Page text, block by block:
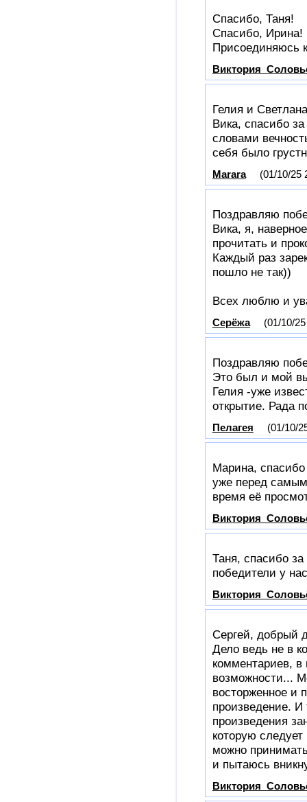
Спасибо, Таня!
Спасибо, Ирина!
Присоединяюсь
Гелия и
Вика, спасибо
словами
себя было
Marara (01/10/25
Поздравляю
Вика, я,
прочитать и
Каждый раз
пошло не так))
Всех люблю и
Серёжа (01/10/
Поздравляю
Это был и мой
Гелия -уже
открытие. Рада
Пелагея (01/10/
Марина,
уже перед
время её
Таня, спасибо
победители у
Сергей, добрый
Дело ведь не в
комментариев, в
возможности...
восторженное и
произведение.
произведения
которую
можно
и пытаюсь